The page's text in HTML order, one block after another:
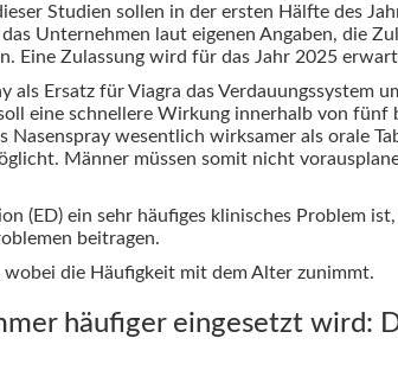
Studien sollen in der ersten Hälfte des
Unternehmen laut eigenen Angaben, die
Eine Zulassung wird für das Jahr 2025
als Ersatz für Viagra das Verdauungssystem
eine schnellere Wirkung innerhalb von
Nasenspray wesentlich wirksamer als orale
Männer müssen somit nicht
(ED) ein sehr häufiges klinisches Problem
beitragen.
die Häufigkeit mit dem Alter zunimmt.
häufiger eingesetzt wird: